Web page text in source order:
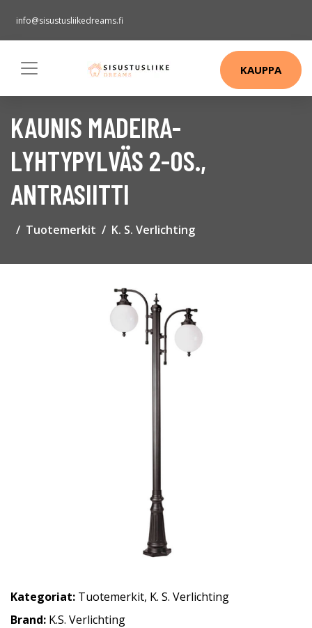
info@sisustusliikedreams.fi
KAUPPA
KAUNIS MADEIRA-
LYHTYPYLVÄS 2-OS.,
ANTRASIITTI
Tuotemerkit K. S. Verlichting
Kategoriat: Tuotemerkit, K. S. Verlichting
Brand: K.S. Verlichting